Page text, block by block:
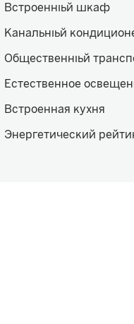
Встроенный шкаф
Канальный
Общественный
Естественное
Встроенная кухня
Энергетический